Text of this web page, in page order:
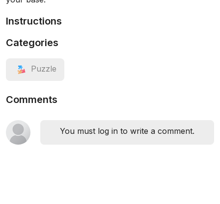
Instructions
Categories
Puzzle
Comments
You must log in to write a comment.